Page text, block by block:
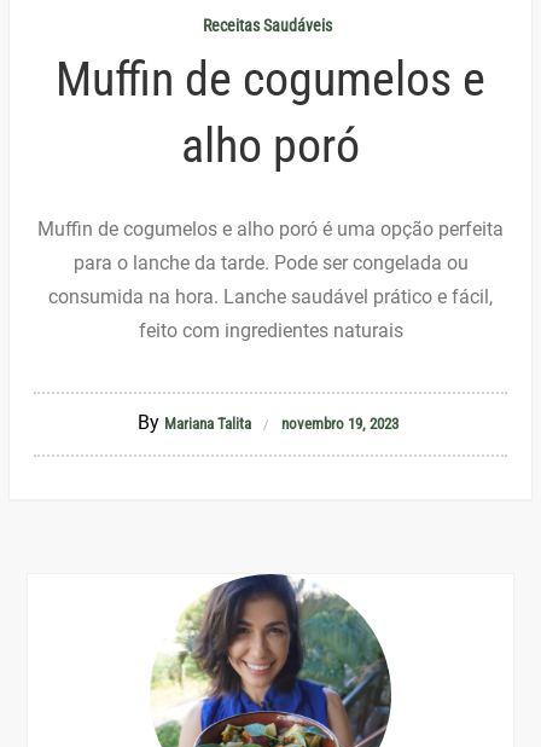
Receitas Saudáveis
Muffin de cogumelos e
alho poró
Muffin de cogumelos e alho poró é uma opção perfeita
para o lanche da tarde. Pode ser congelada ou
consumida na hora. Lanche saudável prático e fácil,
feito com ingredientes naturais
By Mariana Talita novembro 19, 2023